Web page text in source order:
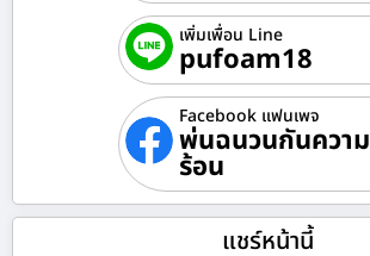
เพิ่มเพื่อน Line
pufoam18
Facebook แฟนเพจ
พ่นฉนวนกันความ
ร้อน
แชร์หน้านี้